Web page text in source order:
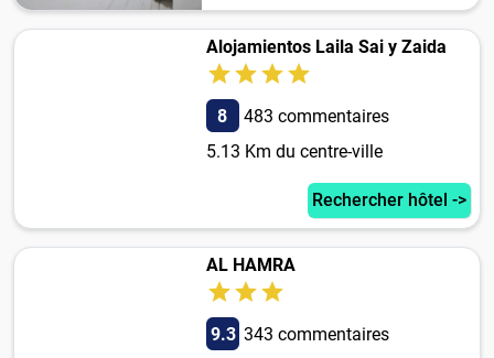
Alojamientos Laila Sai y Zaida
8
483 commentaires
5.13 Km du centre-ville
Rechercher hôtel ->
AL HAMRA
9.3 343 commentaires